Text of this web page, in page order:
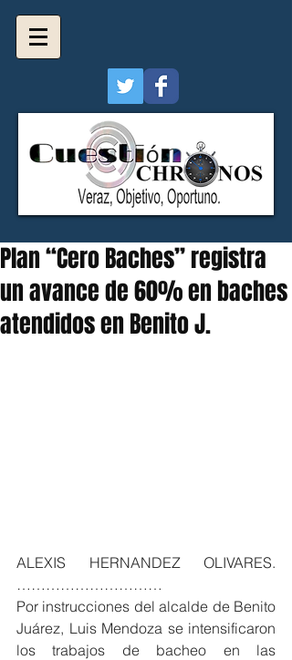
Plan “Cero Baches” registra
un avance de 60% en baches
atendidos en Benito J.
ALEXIS HERNANDEZ OLIVARES.
…………………………
Por instrucciones del alcalde de Benito
Juárez, Luis Mendoza se intensificaron
los trabajos de bacheo en las